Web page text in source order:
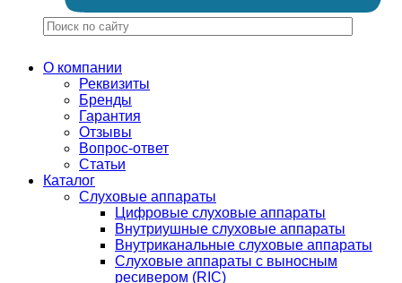
О компании
Реквизиты
Бренды
Гарантия
Отзывы
Вопрос-ответ
Статьи
Каталог
Слуховые аппараты
Цифровые слуховые аппараты
Внутриушные слуховые аппараты
Внутриканальные слуховые аппараты
Слуховые аппараты с выносным
ресивером (RIC)